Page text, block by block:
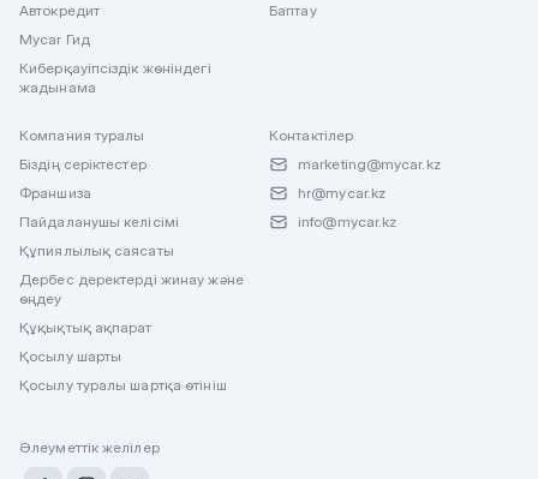
Автокредит
Mycar Гид
Киберқауіпсіздік жөніндегі
жадынама
Баптау
Компания туралы
Біздің серіктестер
Франшиза
Пайдаланушы келісімі
Құпиялылық саясаты
Дербес деректерді жинау және
өңдеу
Құқықтық ақпарат
Қосылу шарты
Қосылу туралы шартқа өтініш
Контактілер
marketing@mycar.kz
hr@mycar.kz
info@mycar.kz
Әлеуметтік желілер